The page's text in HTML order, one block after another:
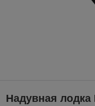
Надувная лодка